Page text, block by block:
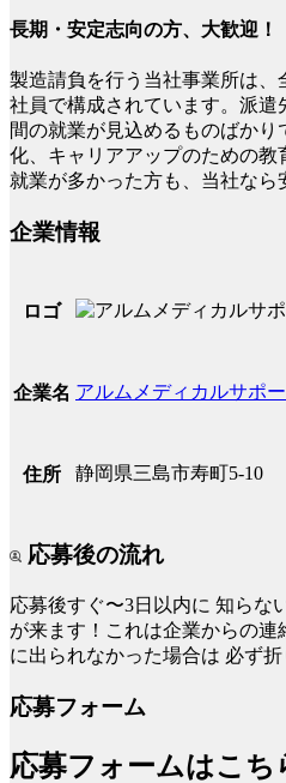
長期・安定志向の方、大歓迎！
製造請負を行う当社事業所は
社員で構成されています。派遣
間の就業が見込めるものばかり
化、キャリアアップのための教
就業が多かった方も、当社なら
企業情報
ロゴ
企業名 アルムメディカルサポ
住所 静岡県三島市寿町5-10
応募後の流れ
応募後すぐ〜3日以内に 知らな
が来ます！これは企業からの
に出られなかった場合は 必ず
応募フォーム
応募フォームはこち